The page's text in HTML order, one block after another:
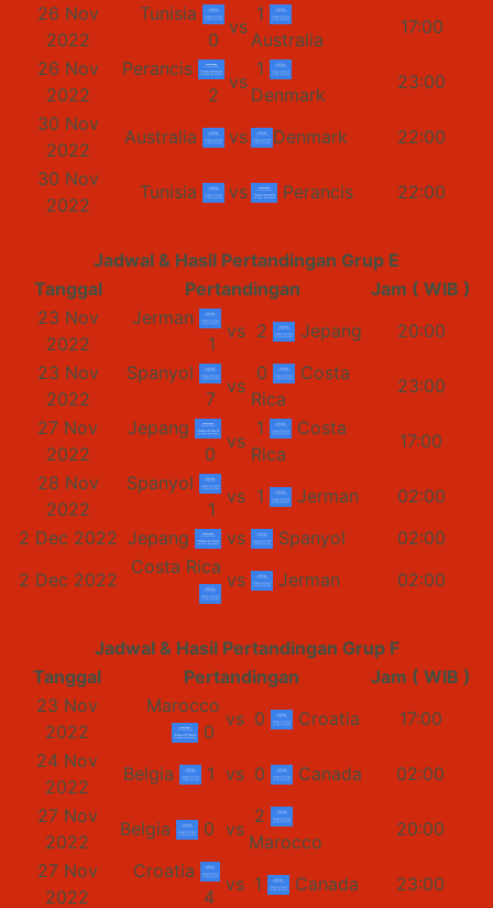
26 Nov
2022
Tunisia
0
vs
1
Australia
17:00
26 Nov
2022
Perancis
2
vs
1
Denmark
23:00
30 Nov
2022
Australia vs Denmark
22:00
30 Nov
2022
Tunisia vs Perancis 22:00
Jadwal & Hasil Pertandingan Grup E
Tanggal
Pertandingan
Jam ( WIB )
23 Nov
2022
Jerman
1
vs 2 Jepang
20:00
23 Nov
2022
Spanyol
7
vs
0
Costa
Rica
23:00
27 Nov
2022
Jepang
0
vs
1
Costa
Rica
17:00
28 Nov
2022
Spanyol
1
vs 1 Jerman
02:00
2 Dec 2022 Jepang vs Spanyol
02:00
2 Dec 2022
Costa Rica
vs Jerman 02:00
Jadwal & Hasil Pertandingan Grup F
Tanggal
Pertandingan
Jam ( WIB )
23 Nov
2022
Marocco
0
vs 0 Croatia
17:00
24 Nov
2022
Belgia 1 vs 0 Canada
02:00
27 Nov
2022
Belgia 0 vs
2
Marocco
20:00
27 Nov
2022
Croatia
4
vs 1 Canada
23:00